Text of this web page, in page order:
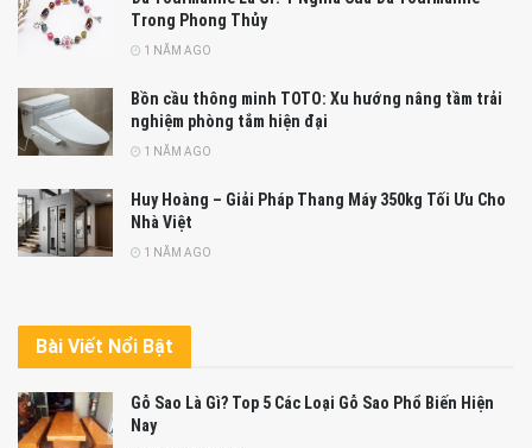
Trong Phong Thủy
1 NĂM AGO
Bồn cầu thông minh TOTO: Xu hướng nâng tầm trải
nghiệm phòng tắm hiện đại
1 NĂM AGO
Huy Hoàng – Giải Pháp Thang Máy 350kg Tối Ưu Cho
Nhà Việt
1 NĂM AGO
Bài Viết Nổi Bật
Gỗ Sao Là Gì? Top 5 Các Loại Gỗ Sao Phổ Biến Hiện
Nay